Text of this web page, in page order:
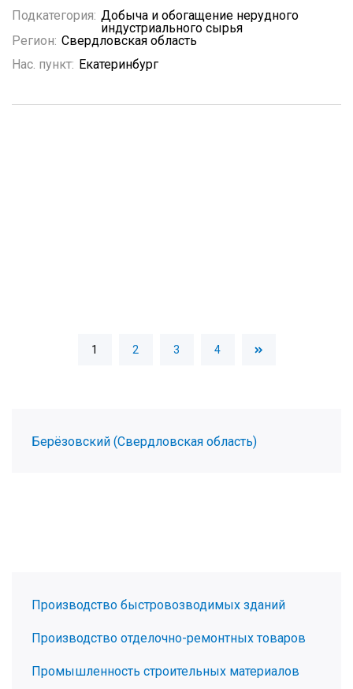
Подкатегория: Добыча и обогащение нерудного
индустриального сырья
Регион: Свердловская область
Нас. пункт: Екатеринбург
1 2 3 4
Берёзовский (Свердловская область)
Производство быстровозводимых зданий
Производство отделочно-ремонтных товаров
Промышленность строительных материалов